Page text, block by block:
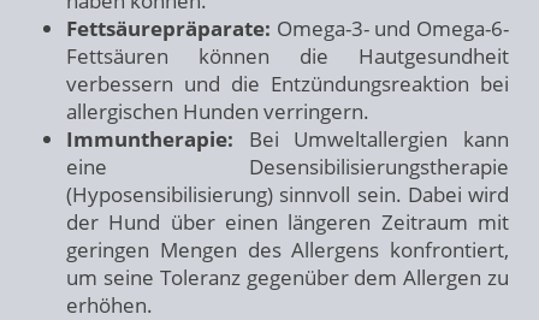
Fettsäurepräparate: Omega-3- und Omega-6-
Fettsäuren können die Hautgesundheit
verbessern und die Entzündungsreaktion bei
allergischen Hunden verringern.
Immuntherapie: Bei Umweltallergien kann
eine Desensibilisierungstherapie
(Hyposensibilisierung) sinnvoll sein. Dabei wird
der Hund über einen längeren Zeitraum mit
geringen Mengen des Allergens konfrontiert,
um seine Toleranz gegenüber dem Allergen zu
erhöhen.